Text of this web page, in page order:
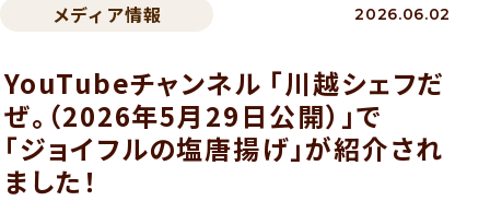
メディア情報 2026.06.02
YouTubeチャンネル 「川越シェフだ
ぜ。（2026年5月29日公開）」で
「ジョイフルの塩唐揚げ」が紹介され
ました！